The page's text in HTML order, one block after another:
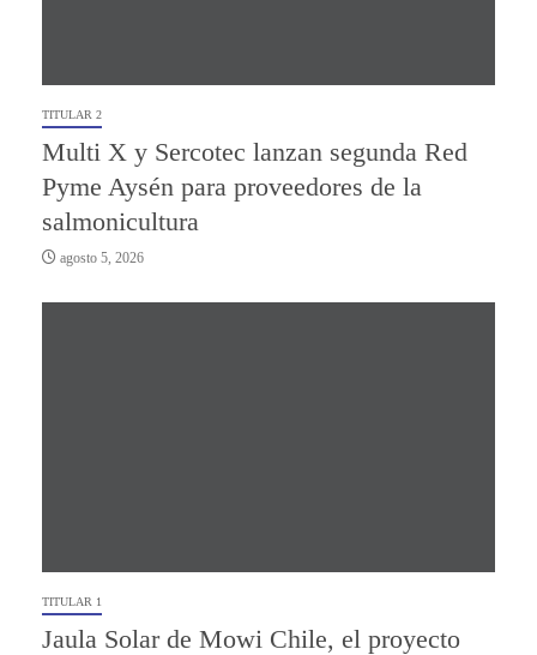
TITULAR 2
Multi X y Sercotec lanzan segunda Red
Pyme Aysén para proveedores de la
salmonicultura
agosto 5, 2026
TITULAR 1
Jaula Solar de Mowi Chile, el proyecto